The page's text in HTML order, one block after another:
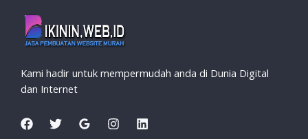
Kami hadir untuk mempermudah anda di Dunia Digital
dan Internet